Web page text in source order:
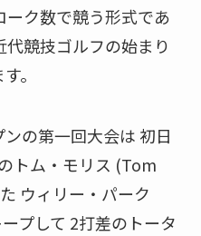
ク数で競う形式であ
競技ゴルフの始まり
。
の第一回大会は 初日
トム・モリス (Tom
ウィリー・パーク
プして 2打差のトータ